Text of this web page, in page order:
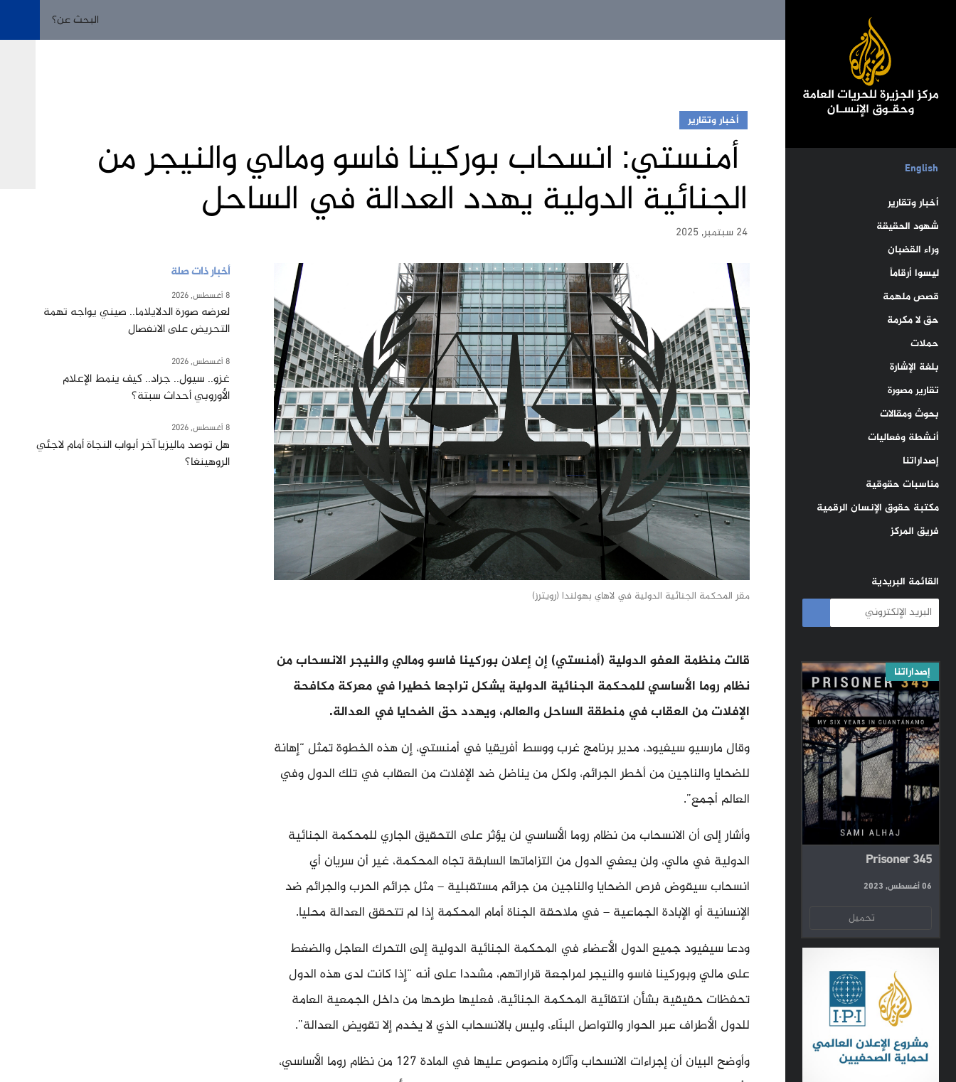
English
أخبار وتقارير
شهود الحقيقة
وراء القضبان
ليسوا أرقاماً
قصص ملهمة
حق لا مكرمة
حملات
بلغة الإشارة
تقارير مصورة
بحوث ومقالات
أنشطة وفعاليات
إصداراتنا
مناسبات حقوقية
مكتبة حقوق الإنسان الرقمية
فريق المركز
القائمة البريدية
إصداراتنا
Prisoner 345
06 أغسطس, 2023
تحميل
أخبار وتقارير
أمنستي: انسحاب بوركينا فاسو ومالي والنيجر من
الجنائية الدولية يهدد العدالة في الساحل
24 سبتمبر, 2025
مقر المحكمة الجنائية الدولية في لاهاي بهولندا (رويترز)
قالت منظمة العفو الدولية (أمنستي) إن إعلان بوركينا فاسو ومالي والنيجر الانسحاب من
نظام روما الأساسي للمحكمة الجنائية الدولية يشكل تراجعا خطيرا في معركة مكافحة
الإفلات من العقاب في منطقة الساحل والعالم، ويهدد حق الضحايا في العدالة.
وقال مارسيو سيفيود، مدير برنامج غرب ووسط أفريقيا في أمنستي، إن هذه الخطوة تمثل “إهانة
للضحايا والناجين من أخطر الجرائم، ولكل من يناضل ضد الإفلات من العقاب في تلك الدول وفي
العالم أجمع”.
وأشار إلى أن الانسحاب من نظام روما الأساسي لن يؤثر على التحقيق الجاري للمحكمة الجنائية
الدولية في مالي، ولن يعفي الدول من التزاماتها السابقة تجاه المحكمة، غير أن سريان أي
انسحاب سيقوض فرص الضحايا والناجين من جرائم مستقبلية – مثل جرائم الحرب والجرائم ضد
الإنسانية أو الإبادة الجماعية – في ملاحقة الجناة أمام المحكمة إذا لم تتحقق العدالة محليا.
ودعا سيفيود جميع الدول الأعضاء في المحكمة الجنائية الدولية إلى التحرك العاجل والضغط
على مالي وبوركينا فاسو والنيجر لمراجعة قراراتهم، مشددا على أنه “إذا كانت لدى هذه الدول
تحفظات حقيقية بشأن انتقائية المحكمة الجنائية، فعليها طرحها من داخل الجمعية العامة
للدول الأطراف عبر الحوار والتواصل البنّاء، وليس بالانسحاب الذي لا يخدم إلا تقويض العدالة”.
وأوضح البيان أن إجراءات الانسحاب وآثاره منصوص عليها في المادة 127 من نظام روما الأساسي،
أخبار ذات صلة
8 أغسطس, 2026
لعرضه صورة الدلايلاما.. صيني يواجه تهمة
التحريض على الانفصال
8 أغسطس, 2026
غزو.. سيول.. جراد.. كيف ينمط الإعلام
الأوروبي أحداث سبتة؟
8 أغسطس, 2026
هل توصد ماليزيا آخر أبواب النجاة أمام لاجئي
الروهينغا؟